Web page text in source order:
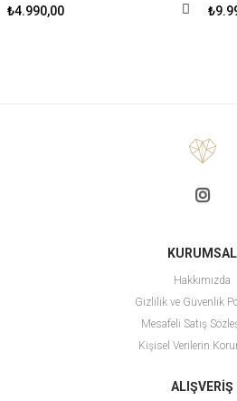
₺4.990,00
KURUMSAL
Hakkımızda
Gizlilik ve Güvenlik
Mesafeli Satış
Kişisel Verilerin
ALIŞVERİŞ